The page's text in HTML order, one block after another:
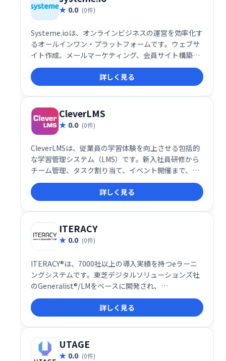
0.0 (0件)
Systeme.ioは、オンラインビジネスの運営を効率化す
るオールインワン・プラットフォームです。ウェブサ
イト作成、メールマーケティング、会員サイト構築、
アフィリエイト機能など、ビジネスに必要なツールが
全て揃っています。30万人以上の起業家が利用し、そ
の信頼性を証明しています。規模や目的に関わらず、
オンラインビジネスの成長を強力にサポートします。
無料トライアルもご用意していますので、ぜひお試し
ください。
詳しく見る
CleverLMS
0.0 (0件)
CleverLMSは、従業員の学習体験を向上させる包括的
な学習管理システム（LMS）です。新入社員研修から
チーム管理、タスク割り当て、イベント開催まで、組
織の学習ニーズを網羅します。ゲーミフィケーション
やフィードバック機能でエンゲージメントを高め、ダ
ッシュボードによるデータ分析で効果的な意思決定を
支援します。直感的なUI、モバイル対応、カスタムブ
ランディングにも対応。よりスマートで効率的な職場
を実現します。
詳しく見る
ITERACY
0.0 (0件)
ITERACY®は、7000社以上の導入実績を持つeラーニ
ングシステムです。東芝デジタルソリューションズ社
のGeneralist®/LMをベースに開発され、
LMS(Learning Management System)として、企業
の学習・研修ニーズに対応します。効率的な学習環境
を提供し、従業員のスキルアップを支援します。
詳しく見る
UTAGE
0.0 (0件)